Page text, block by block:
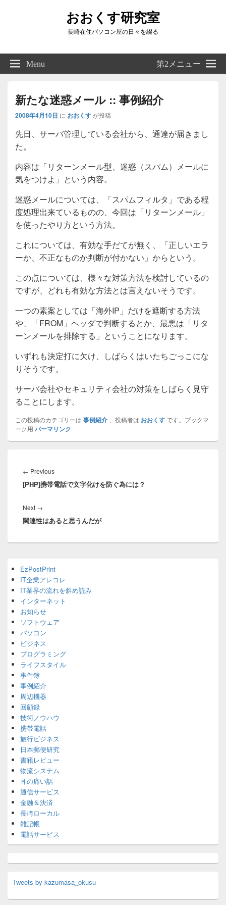
おおくす研究室
長崎在住パソコン屋の日々を綴る
Right
Sidebar
Widget
Menu 第2メニュー
新たな迷惑メール :: 事例紹介
2008年4月10日 に おおくすが投稿
先日、サーバ管理している会社から、通達が届きまし
た。
内容は「リターンメール型、迷惑（スパム）メールに
気をつけよ」という内容。
迷惑メールについては、「スパムフィルタ」である程
度処理出来ているものの、今回は「リターンメール」
を使ったやり方という方法。
これについては、有効な手だてが無く、「正しいエラ
ーか、不正なものか判断が付かない」からという。
この点については、様々な対策方法を検討しているの
ですが、どれも有効な方法とは言えないそうです。
一つの素案としては「海外IP」だけを遮断する方法
や、「FROM」ヘッダで判断するとか、最悪は「リタ
ーンメールを排除する」ということになります。
いずれも決定打に欠け、しばらくはいたちごっこにな
りそうです。
サーバ会社やセキュリティ会社の対策をしばらく見守
ることにします。
この投稿のカテゴリーは 事例紹介 、投稿者は おおくすです。ブックマ
ーク用 パーマリンク
稿
ナ
ゲ
ー
シ
← PreviousPrevious
post:
[PHP]携帯電話で文字化けを防ぐ為には？
Next →
post:
関連性はあると思うんだが
Sidebar
Widget
Area
EzPostPrint
IT企業アレコレ
IT業界の流れを斜め読み
インターネット
お知らせ
ソフトウェア
パソコン
ビジネス
プログラミング
ライフスタイル
事件簿
事例紹介
周辺機器
回顧録
技術ノウハウ
携帯電話
旅行ビジネス
日本郵便研究
書籍レビュー
物流システム
耳の痛い話
通信サービス
金融＆決済
長崎ローカル
雑記帳
電話サービス
Tweets by kazumasa_okusu